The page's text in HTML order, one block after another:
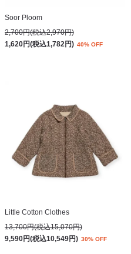
Soor Ploom
2,700円(税込2,970円)
1,620円(税込1,782円) 40% OFF
Little Cotton Clothes
13,700円(税込15,070円)
9,590円(税込10,549円) 30% OFF